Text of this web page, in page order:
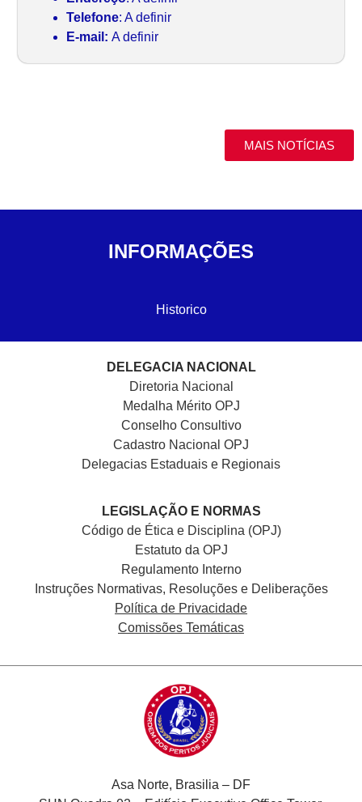
Telefone: A definir
E-mail: A definir
MAIS NOTÍCIAS
INFORMAÇÕES
Historico
DELEGACIA NACIONAL
Diretoria Nacional
Medalha Mérito OPJ
Conselho Consultivo
Cadastro Nacional OPJ
Delegacias Estaduais e Regionais
LEGISLAÇÃO E NORMAS
Código de Ética e Disciplina (OPJ)
Estatuto da OPJ
Regulamento Interno
Instruções Normativas, Resoluções e Deliberações
Política de Privacidade
Comissões Temáticas
Asa Norte, Brasilia – DF